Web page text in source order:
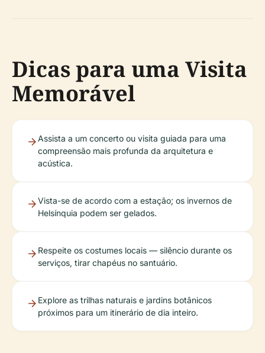
Dicas para uma Visita
Memorável
Assista a um concerto ou visita guiada para uma
compreensão mais profunda da arquitetura e
acústica.
Vista-se de acordo com a estação; os invernos de
Helsínquia podem ser gelados.
Respeite os costumes locais — silêncio durante os
serviços, tirar chapéus no santuário.
Explore as trilhas naturais e jardins botânicos
próximos para um itinerário de dia inteiro.